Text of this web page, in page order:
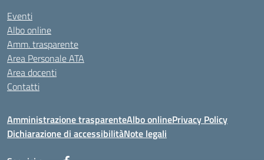
Eventi
Albo online
Amm. trasparente
Area Personale ATA
Area docenti
Contatti
Amministrazione trasparenteAlbo onlinePrivacy Policy
Dichiarazione di accessibilitàNote legali